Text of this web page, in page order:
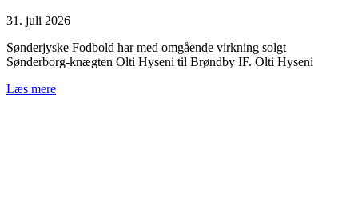
31. juli 2026
Sønderjyske Fodbold har med omgående virkning solgt
Sønderborg-knægten Olti Hyseni til Brøndby IF. Olti Hyseni
Læs mere